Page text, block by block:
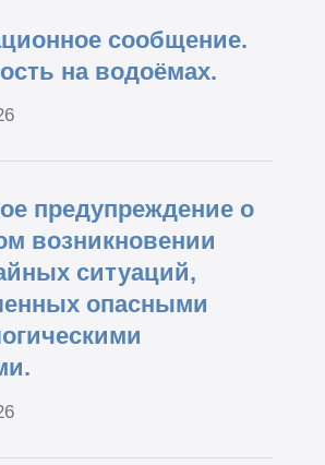
сообщение.
на водоёмах.
предупреждение о
возникновении
ситуаций,
опасными